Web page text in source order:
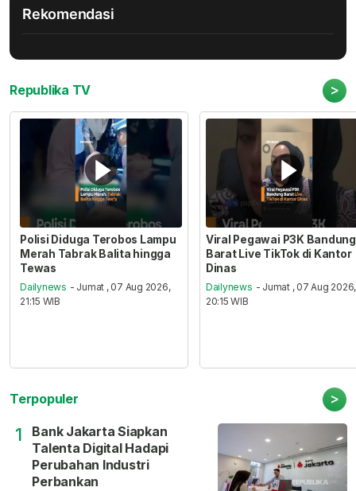
Rekomendasi
Republika TV >
Polisi Diduga Terobos Lampu
Merah Tabrak Balita hingga
Tewas
Dailynews - Jumat , 07 Aug 2026,
21:15 WIB
Viral Pegawai P3K Bandung
Barat Live TikTok di Kantor
Dinas
Dailynews - Jumat , 07 Aug 2026,
20:15 WIB
Terpopuler >
1
Bank Jakarta Siapkan
Talenta Digital Hadapi
Perubahan Industri
Perbankan